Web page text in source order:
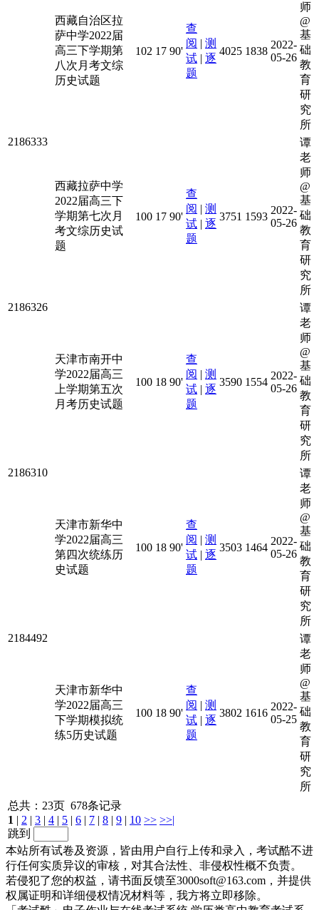
西藏自治区拉
萨中学2022届
高三下学期第
八次月考文综
历史试题
102 17 90'
查
阅 | 测
试 | 逐
题
4025 1838
2022-
05-26
师
@
基
础
教
育
研
究
所
2186333
西藏拉萨中学
2022届高三下
学期第七次月
考文综历史试
题
100 17 90'
查
阅 | 测
试 | 逐
题
3751 1593
2022-
05-26
谭
老
师
@
基
础
教
育
研
究
所
2186326
天津市南开中
学2022届高三
上学期第五次
月考历史试题
100 18 90'
查
阅 | 测
试 | 逐
题
3590 1554
2022-
05-26
谭
老
师
@
基
础
教
育
研
究
所
2186310
天津市新华中
学2022届高三
第四次统练历
史试题
100 18 90'
查
阅 | 测
试 | 逐
题
3503 1464
2022-
05-26
谭
老
师
@
基
础
教
育
研
究
所
2184492
天津市新华中
学2022届高三
下学期模拟统
练5历史试题
100 18 90'
查
阅 | 测
试 | 逐
题
3802 1616
2022-
05-25
谭
老
师
@
基
础
教
育
研
究
所
总共：23页 678条记录
1 | 2 | 3 | 4 | 5 | 6 | 7 | 8 | 9 | 10 >> >>|
跳到
本站所有试卷及资源，皆由用户自行上传和录入，考试酷不进
行任何实质异议的审核，对其合法性、非侵权性概不负责。
若侵犯了您的权益，请书面反馈至3000soft@163.com，并提供
权属证明和详细侵权情况材料等，我方将立即移除。